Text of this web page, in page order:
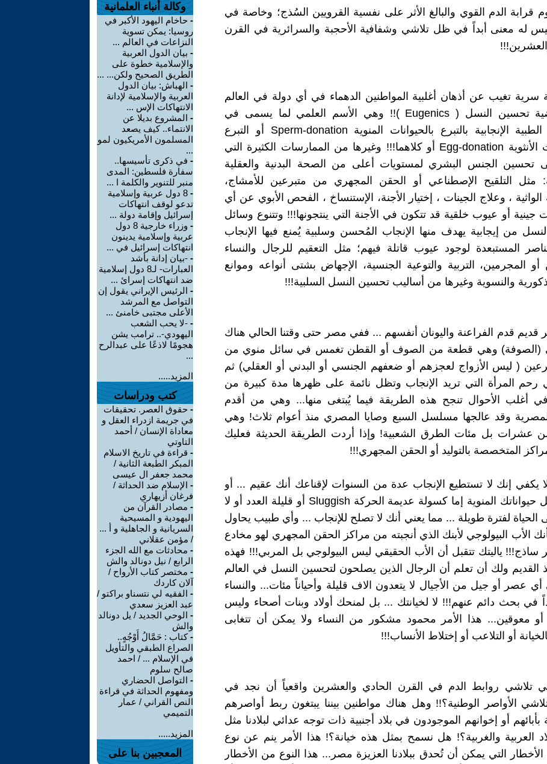
قرابة الدم القوي والبالغ الأثر على نفسية القرويين السُذج؛ وخاصة في
له معنى أبداً في ظل تلاشي وشفافية الأحجبة والسرائرية في القرن
سرية تغيب عن أذهان أغلبية المواطنين الدهماء في أي دولة في العالم
وهي قضية تحسين النسل ( Eugenics )!! وهي الأسم العلمي لما يسمى في
الأوساط الطبية الإنجابية بالتبرع بالحيوانات المنوية Sperm-donation أو التبرع
بالبويضات الأنثوية Egg-donation أو كلاهما!!! وغيرها من الممارسات الكثيرة التي
تحسين الجنس البشري لمستويات أعلى من الصحة البدنية والعقلية
مثل التلقيح الإصطناعي أو الحقن المجهري من متبرعين للأمشاج،
الواثية ، وعلاج الجينات ، إختيار الأجنة، الإستنساخ ، الفحص الأبوي عن أي
جينية أو عيوب خلقية قد تتكون في الأجنة التي ينتجونها!!! وتتنوع وسائل
من إيجابية يهدف منها الإنجاب المُحسن وسلبية يُمنع فيها الإنجاب
المستبعدة لوجود عيوب قاتلة فيهم؛ مثل التعقيم للرجال والنساء
أو المجرمين، التربية والتوعية الجنسية، الإجهاض بشتى أنواعه وموانع
والنسوية وغيرها من أساليب تحسين النسل السلبية!!!
قديم قدم الفراعنة واليونان أنفسهم ... ففي مصر حتى وقتنا الحالي هناك
(الصوفة) وهي قطعة من الصوف أو القطن تغمس في سائل منوي من
( ليس الأزواج لعجزهم أو ضعفهم الجنسي أو البدني أو العقلي) ثم
المرأة التي تريد الإنجاب وتظل نائمة على ظهرها مدة كبيرة من
أغلب الأحوال تنجح هذه الطريقة فيما يُبتغى منها... وهي من أقدم
وقد عالجها مسلسل السبع وصايا المصري منذ أعوام ثلاث! وهي
عشرات بل مئات الطرق الشعبية! وإذا أردت الطريقة الحديثة فعليك
المتخصصة بالتوليد أو الحقن المجهري!!!
يكفي إنك لا تستطيع الإنجاب عدة من السنوات لإقناعك أنك عقيم ... أو
على الأقل حيواناتك المنوية إما كسولة عديمة الحركة Sluggish أو قليلة العدد أو لا
الحياة لفترة طويلة ... مما يعني أنك لا تصلح للإنجاب ... وأي طبيب يحاول
الأب البيولوجي لأبنك الذي أنجبته من مراكز الحقن المجهري لهو مخادع
ساذج!!! ياليتك تتقبل أن الأب الحقيقي ليس البيولوجي بل المربي!!! فهذه
القديم ولك أن تعلم أن الرجال الذين يصلحون لتحسين النسل في العالم
عصر أو جيل من الأجيال لا يتعدون الاف قليلة وأحياناً مئات... والنساء
في بحث دائم عنهم!!! لا لخيانتك ... بل لمنحك أولاد وبنات أصحاء وليس
أو معوقين... هذا الأمر محمود مشكور من النساء ولا يمكن أن تتغابى
أو التلاعب أو إختلاط الأنساب!!!
تلاشي روابط الدم في القرن الحادي والعشرين واقعياً أن نجد في
تلاشي الأواصر الوطنية؟!! وهل هناك مواطنين بيننا يبتغون ربط أواصرهم
بأبائهم أو إخوانهم الموجودون في بلاد أجنبية ذات توجه عدائي لبلادنا مثل
العربية والغربية؟! هل نسمح بمثل هذه خيانة؟! هذا الأمر ينم عن نوع
التي يمكن أن تُحدق ببلادنا العزيزة مصر... هذا النوع من الأخطار
وكالة أنباء العلمانية
- حاخام اليهود الأكبر في
روسيا: يمكن تسوية
النزاعات في العالم ...
- بيان الدول العربية
والإسلامية خطوة على
الطريق الصحيح ولكن... ...
- الهباش: بيان الدول
العربية والإسلامية لإدانة
الانتهاكات الإس ...
- المشروع بديلا عن
الانتماء.. كيف يصعد
المسلمون الأمريكيون لمو
...
- في ذكرى تأسيسها..
سفارة فلسطين: المدى
منبر للتنوير والكلمة ا ...
-
8 دول عربية وإسلامية
تدعو لوقف انتهاكات
إسرائيل وإقامة دولة ...
-
وزراء خارجية 8 دول
عربية وإسلامية يدينون
انتهاكات إسرائيل في ...
- -بيان إدانة بأشد
العبارات- لـ8 دول إسلامية
ضد انتهاكات إسرائ ...
- الرئيس الإيراني يقول إن
التواصل مع المرشد
الأعلى مجتبى خامنئ ...
- -لا يحب الشعب
اليهودي-.. ترامب يشن
هجومًا لاذعًا على عبدالرح
...
المزيد.....
كتب ودراسات
- حقوق العصر. تحقيقات
في جريمة ازدراء العقل و
معاداة الإنسان / أحمد
التاوتي
- قراءة في تاريخ الاسلام
المبكر الطبعة الثانية /
محمد جعفر ال عيسى
- الإسلام ضد الحداثة /
فرغان أزيهاري
- مصادر القرآن من
اليهودية و المسيحية
السريانية و الجاهلية و أ ...
/ مؤمن عقلاني
- محادثات مع الله الجزء
الرابع / نيل دونالد والش
- مختصر كتاب الأرواح /
آلان كاردك
- الفقيه لي نتسناو براكتو /
عبد العزيز سعدي
- الوحي الجديد / يل دونالد
والش
-كتاب : حَمَّالُ أَوْجُهٍ..
الصراع الطبقي والتأويل
في الإسلام ... / احمد
صالح سلوم
- التواصل الحضاري
ومفهوم الحداثة في قراءة
النص القراني / عمار
التميمي
المزيد.....
المعجبين بنا على